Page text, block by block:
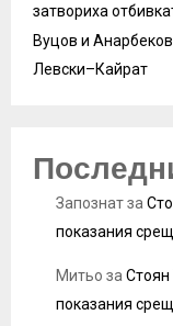
затвориха
Вуцов и
Левски–Кайрат
Запознатза
показания
Митьо за Стоян
показания